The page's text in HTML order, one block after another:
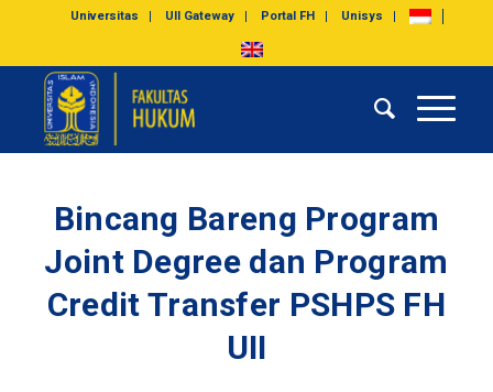
Universitas UII Gateway Portal FH Unisys
Bincang Bareng Program
Joint Degree dan Program
Credit Transfer PSHPS FH
UII